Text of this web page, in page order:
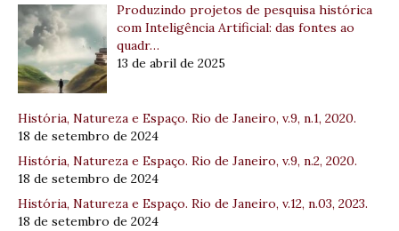
Produzindo projetos de pesquisa histórica
com Inteligência Artificial: das fontes ao
quadr…
13 de abril de 2025
História, Natureza e Espaço. Rio de Janeiro, v.9, n.1, 2020.
18 de setembro de 2024
História, Natureza e Espaço. Rio de Janeiro, v.9, n.2, 2020.
18 de setembro de 2024
História, Natureza e Espaço. Rio de Janeiro, v.12, n.03, 2023.
18 de setembro de 2024